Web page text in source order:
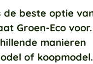
de beste optie
Groen-Eco voor.
manieren
of koopmodel.